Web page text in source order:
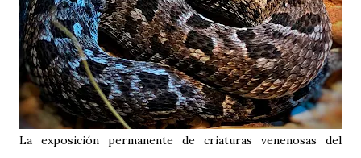
La exposición permanente de criaturas venenosas del